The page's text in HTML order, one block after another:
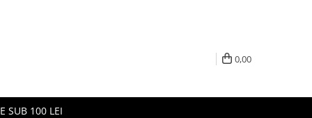
0,00
SUB 100 LEI